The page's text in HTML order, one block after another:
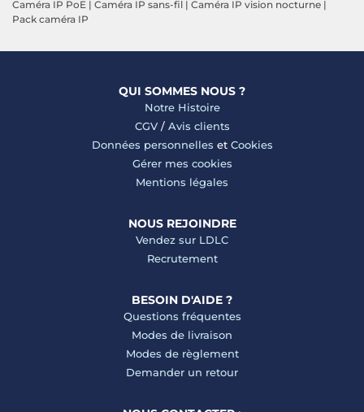
Caméra IP PoE | Caméra IP sans-fil | Caméra IP vision nocturne |
Pack caméra IP
QUI SOMMES NOUS ?
Notre Histoire
CGV/ Avis clients
Données personnelles et Cookies
Gérer mes cookies
Mentions légales
NOUS REJOINDRE
Vendez sur LDLC
Recrutement
BESOIN D'AIDE ?
Questions fréquentes
Modes de livraison
Modes de règlement
Demander un retour